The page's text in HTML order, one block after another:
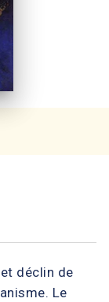
déclin de
Le